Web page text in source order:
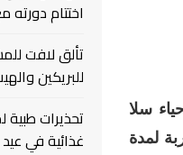
سلا
لمدة
اختتام
تألق لافت
للبريكين
تحذيرات
غذائية في